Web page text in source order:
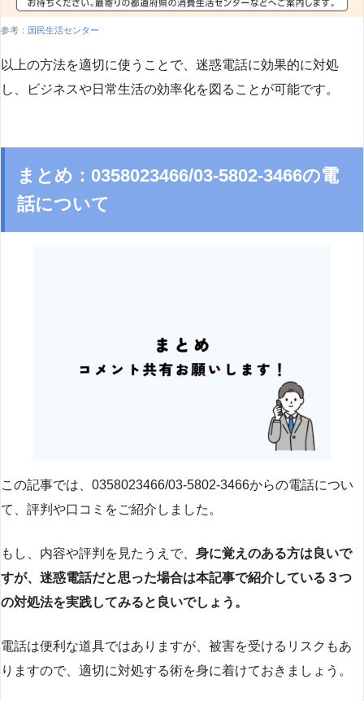
参考： 国民生活センター
以上の方法を適切に使うことで、迷惑電話に効果的に対処
し、ビジネスや日常生活の効率化を図ることが可能です。
まとめ：0358023466/03-5802-3466の電
話について
この記事では、0358023466/03-5802-3466からの電話につい
て、評判や口コミをご紹介しました。
もし、内容や評判を見たうえで、 身に覚えのある方は良いで
すが、迷惑電話だと思った場合は本記事で紹介している３つ
の対処法を実践してみると良いでしょう。
電話は便利な道具ではありますが、被害を受けるリスクもあ
りますので、適切に対処する術を身に着けておきましょう。